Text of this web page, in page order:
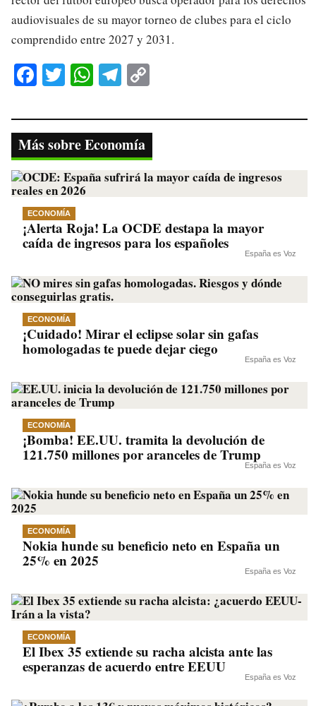
audiovisuales de su mayor torneo de clubes para el ciclo
comprendido entre 2027 y 2031.
Fa
bo
ok
T
tte
r
W
ts
A
pp
Te
gr
a
m
y
Li
nk
Más sobre Economía
ECONOMÍA
¡Alerta Roja! La OCDE destapa la mayor
caída de ingresos para los españoles
España es Voz
ECONOMÍA
¡Cuidado! Mirar el eclipse solar sin gafas
homologadas te puede dejar ciego
España es Voz
ECONOMÍA
¡Bomba! EE.UU. tramita la devolución de
121.750 millones por aranceles de Trump
España es Voz
ECONOMÍA
Nokia hunde su beneficio neto en España un
25% en 2025
España es Voz
ECONOMÍA
El Ibex 35 extiende su racha alcista ante las
esperanzas de acuerdo entre EEUU
España es Voz